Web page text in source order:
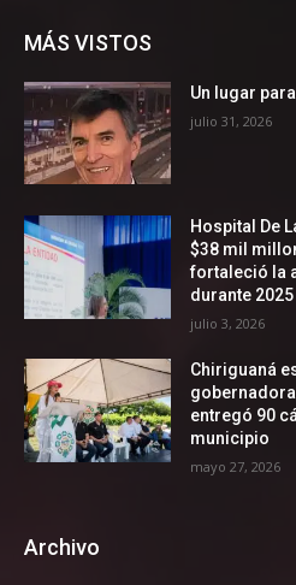
MÁS VISTOS
Un lugar
julio 31, 2026
Hospital De
$38 mil
fortaleció la
durante 2025
julio 3, 2026
Chiriguaná
gobernadora
entregó 90
municipio
mayo 27, 2026
Archivo